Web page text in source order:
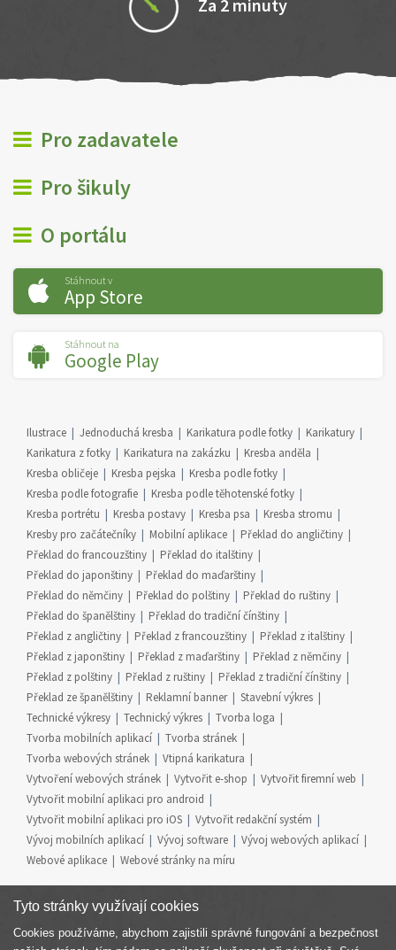
Za 2 minuty
Pro zadavatele
Pro šikuly
O portálu
Stáhnout v
App Store
Stáhnout na
Google Play
Ilustrace Jednoduchá kresba Karikatura podle fotky
Karikatury
Karikatura z fotky
Karikatura na zakázku
Kresba anděla
Kresba obličeje
Kresba pejska
Kresba podle fotky
Kresba podle fotografie
Kresba podle těhotenské fotky
Kresba portrétu
Kresba postavy Kresba psa
Kresba stromu
Kresby pro začátečníky
Mobilní aplikace
Překlad do angličtiny
Překlad do francouzštiny
Překlad do italštiny
Překlad do japonštiny
Překlad do maďarštiny
Překlad do němčiny
Překlad do polštiny
Překlad do ruštiny
Překlad do španělštiny
Překlad do tradiční čínštiny
Překlad z angličtiny
Překlad z francouzštiny
Překlad z italštiny
Překlad z japonštiny
Překlad z maďarštiny
Překlad z němčiny
Překlad z polštiny
Překlad z ruštiny
Překlad z tradiční čínštiny
Překlad ze španělštiny
Reklamní banner
Stavební výkres
Technické výkresy
Technický výkres
Tvorba loga
Tvorba mobilních aplikací
Tvorba stránek
Tvorba webových stránek
Vtipná karikatura
Vytvoření webových stránek
Vytvořit e-shop
Vytvořit firemní web
Vytvořit mobilní aplikaci pro android
Vytvořit mobilní aplikaci pro iOS
Vytvořit redakční systém
Vývoj mobilních aplikací
Vývoj software
Vývoj webových aplikací
Webové aplikace
Webové stránky na míru
Tyto stránky využívají cookies
Cookies používáme, abychom zajistili správné fungování a bezpečnost